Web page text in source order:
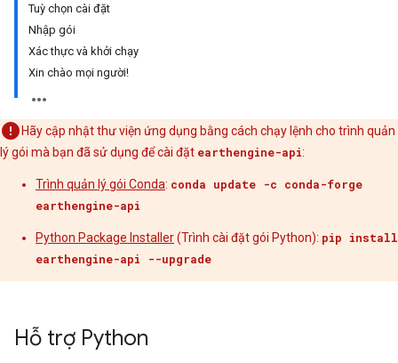
Tuỳ chọn cài đặt
Nhập gói
Xác thực và khởi chạy
Xin chào mọi người!
Hãy cập nhật thư viện ứng dụng bằng cách chạy lệnh cho trình quản
lý gói mà bạn đã sử dụng để cài đặt earthengine-api:
Trình quản lý gói Conda: conda update -c conda-forge
earthengine-api
Python Package Installer(Trình cài đặt gói Python): pip install
earthengine-api --upgrade
Hỗ trợ Python